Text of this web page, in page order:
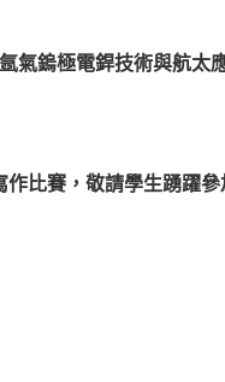
氣鎢極電銲技術與航太
比賽，敬請學生踴躍參